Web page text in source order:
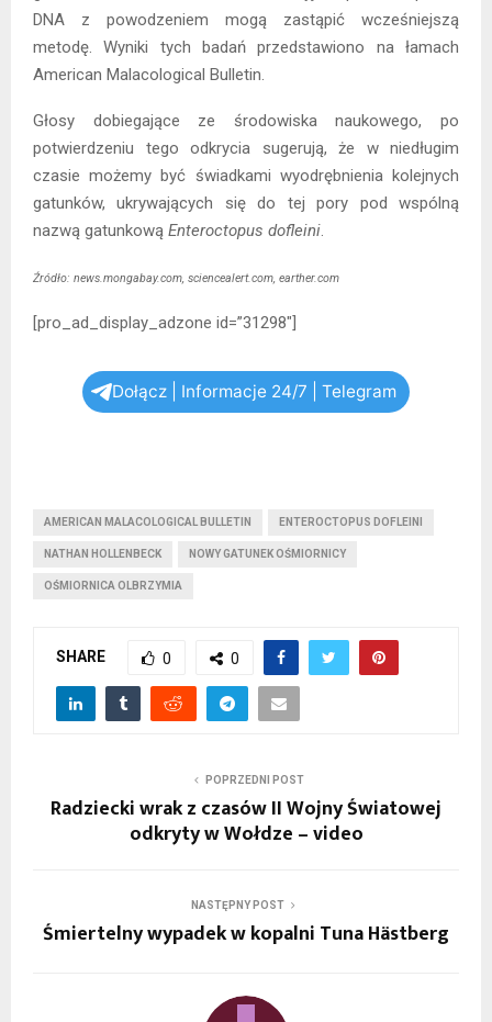
DNA z powodzeniem mogą zastąpić wcześniejszą
metodę. Wyniki tych badań przedstawiono na łamach
American Malacological Bulletin.
Głosy dobiegające ze środowiska naukowego, po
potwierdzeniu tego odkrycia sugerują, że w niedługim
czasie możemy być świadkami wyodrębnienia kolejnych
gatunków, ukrywających się do tej pory pod wspólną
nazwą gatunkową Enteroctopus dofleini.
Źródło: news.mongabay.com, sciencealert.com, earther.com
[pro_ad_display_adzone id=”31298″]
Dołącz | Informacje 24/7 | Telegram
AMERICAN MALACOLOGICAL BULLETIN ENTEROCTOPUS DOFLEINI
NATHAN HOLLENBECK NOWY GATUNEK OŚMIORNICY
OŚMIORNICA OLBRZYMIA
SHARE 0 0
POPRZEDNI POST
Radziecki wrak z czasów II Wojny Światowej
odkryty w Wołdze – video
NASTĘPNY POST
Śmiertelny wypadek w kopalni Tuna Hästberg